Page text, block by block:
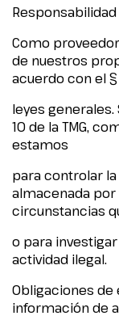
Como
de nuestros
acuerdo con el §
leyes
10 de la TMG,
estamos
para controlar
almacenada
circunstancias
o para
actividad ilegal.
Obligaciones de
información de